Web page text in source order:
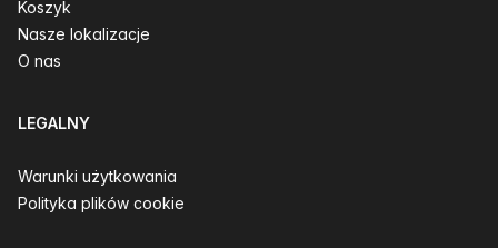
Koszyk
Nasze lokalizacje
O nas
LEGALNY
Warunki użytkowania
Polityka plików cookie